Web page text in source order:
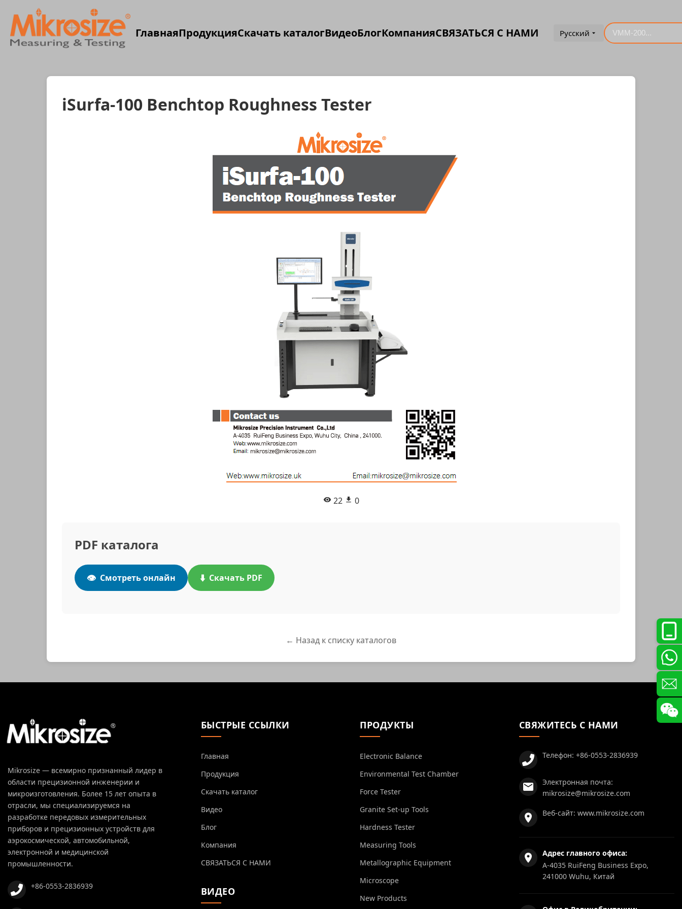
ГлавнаяПродукцияСкачать каталогВидеоБлогКомпанияСВЯЗАТЬСЯ С НАМИ Русский
iSurfa-100 Benchtop Roughness Tester
22 0
PDF каталога
👁️ Смотреть онлайн ⬇️ Скачать PDF
← Назад к списку каталогов
Mikrosize — всемирно признанный лидер в
области прецизионной инженерии и
микроизготовления. Более 15 лет опыта в
отрасли, мы специализируемся на
разработке передовых измерительных
приборов и прецизионных устройств для
аэрокосмической, автомобильной,
электронной и медицинской
промышленности.
+86-0553-2836939
БЫСТРЫЕ ССЫЛКИ
Главная
Продукция
Скачать каталог
Видео
Блог
Компания
СВЯЗАТЬСЯ С НАМИ
ВИДЕО
ПРОДУКТЫ
Electronic Balance
Environmental Test Chamber
Force Tester
Granite Set-up Tools
Hardness Tester
Measuring Tools
Metallographic Equipment
Microscope
New Products
СВЯЖИТЕСЬ С НАМИ
Телефон: +86-0553-2836939
Электронная почта:
mikrosize@mikrosize.com
Веб-сайт: www.mikrosize.com
Адрес главного офиса:
A-4035 RuiFeng Business Expo,
241000 Wuhu, Китай